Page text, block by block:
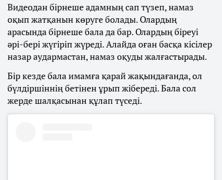
Видеодан бірнеше адамның сап түзеп, намаз
оқып жатқанын көруге болады. Олардың
арасында бірнеше бала да бар. Олардың біреуі
әрі-бері жүгіріп жүреді. Алайда оған басқа кісілер
назар аудармастан, намаз оқуды жалғастырады.
Бір кезде бала имамға қарай жақындағанда, ол
бүлдіршіннің бетінен ұрып жібереді. Бала сол
жерде шалқасынан құлап түседі.